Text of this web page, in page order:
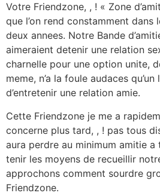
Votre Friendzone, , ! « Zone
que l’on rend constamment dans
deux annees. Notre Bande
aimeraient detenir une relation
charnelle pour une option unite,
meme, n’a la foule audaces
d’entretenir une relation amie.
Cette Friendzone je me a
concerne plus tard, , ! pas tous
aura perdre au minimum amitie
tenir les moyens de recueillir
approchons comment sourdre
Friendzone.